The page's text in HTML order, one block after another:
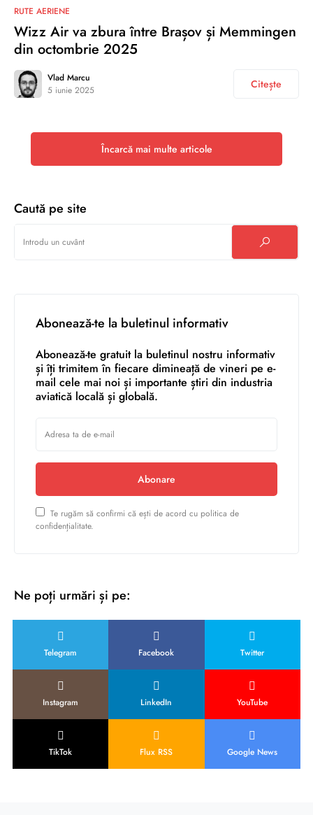
RUTE AERIENE
Wizz Air va zbura între Brașov și Memmingen
din octombrie 2025
Vlad Marcu
5 iunie 2025
Citește
Încarcă mai multe articole
Caută pe site
Abonează-te la buletinul informativ
Abonează-te gratuit la buletinul nostru informativ
și îți trimitem în fiecare dimineață de vineri pe e-
mail cele mai noi și importante știri din industria
aviatică locală și globală.
Abonare
Te rugăm să confirmi că ești de acord cu politica de
confidențialitate.
Ne poți urmări și pe:
Telegram Facebook Twitter
Instagram LinkedIn YouTube
TikTok Flux RSS Google News